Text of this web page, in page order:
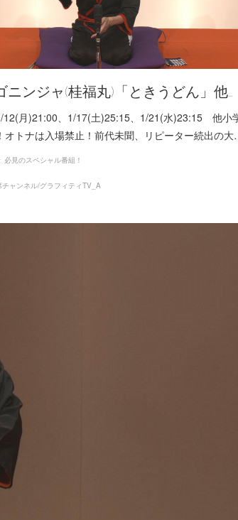
ニンジャ(桂福丸)「ときうどん」他…
12(月)21:00、1/17(土)25:15、1/21(水)23:15 他小
オトナは入場禁止！前代未聞、リピーター続出の
必見のスペシャル番組！
チャンネル/グラフィティTV_A